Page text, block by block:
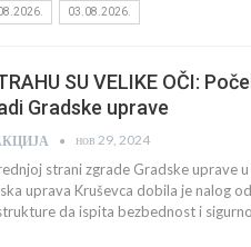
03.08.2026.
SU VELIKE OČI:
Gradske uprave
нов 29, 2024
strani zgrade Gradske uprave
uprava Kruševca dobila je nalog
da ispita bezbednost i